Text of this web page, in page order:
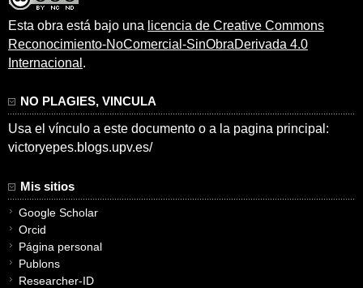
Esta obra está bajo una licencia de Creative Commons
Reconocimiento-NoComercial-SinObraDerivada 4.0
Internacional .
NO PLAGIES, VINCULA
Usa el vínculo a este documento o a la pagina principal:
victoryepes.blogs.upv.es/
Mis sitios
Google Scholar
Orcid
Página personal
Publons
Researcher-ID